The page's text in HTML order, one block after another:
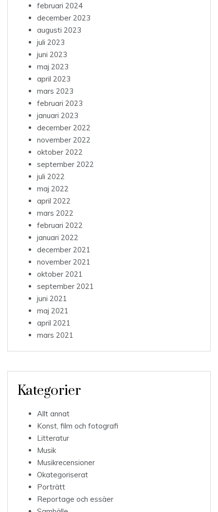
februari 2024
december 2023
augusti 2023
juli 2023
juni 2023
maj 2023
april 2023
mars 2023
februari 2023
januari 2023
december 2022
november 2022
oktober 2022
september 2022
juli 2022
maj 2022
april 2022
mars 2022
februari 2022
januari 2022
december 2021
november 2021
oktober 2021
september 2021
juni 2021
maj 2021
april 2021
mars 2021
Kategorier
Allt annat
Konst, film och fotografi
Litteratur
Musik
Musikrecensioner
Okategoriserat
Porträtt
Reportage och essäer